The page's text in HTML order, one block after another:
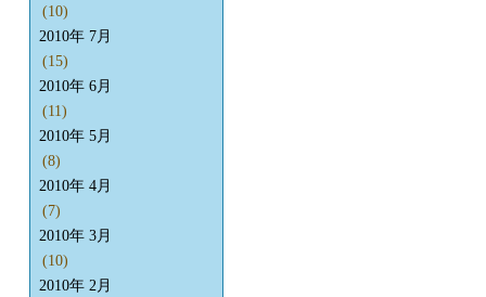
(10)
2010年 7月
(15)
2010年 6月
(11)
2010年 5月
(8)
2010年 4月
(7)
2010年 3月
(10)
2010年 2月